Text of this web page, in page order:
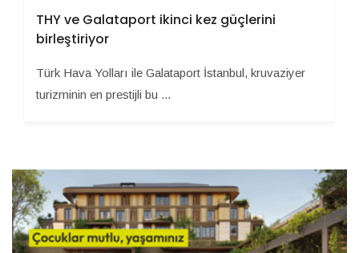
THY ve Galataport ikinci kez güçlerini
birleştiriyor
Türk Hava Yolları ile Galataport İstanbul, kruvaziyer
turizminin en prestijli bu ...